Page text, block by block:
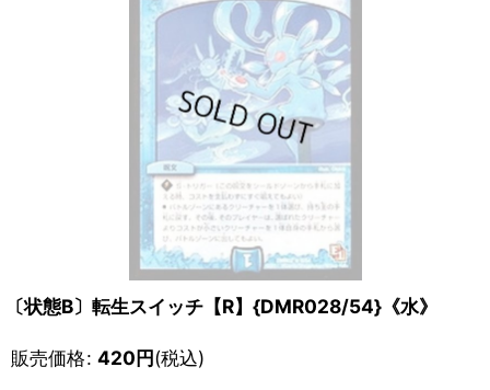
〔状態B〕転生スイッチ【R】{DMR028/54}《水》
販売価格: 420円(税込)